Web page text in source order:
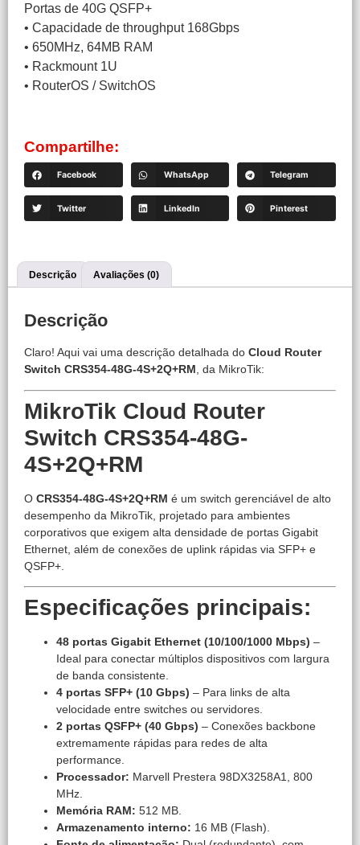
Portas de 40G QSFP+
• Capacidade de throughput 168Gbps
• 650MHz, 64MB RAM
• Rackmount 1U
• RouterOS / SwitchOS
Compartilhe:
Facebook WhatsApp Telegram
Twitter LinkedIn Pinterest
Descrição Avaliações (0)
Descrição
Claro! Aqui vai uma descrição detalhada do Cloud Router
Switch CRS354-48G-4S+2Q+RM , da MikroTik:
MikroTik Cloud Router
Switch CRS354-48G-
4S+2Q+RM
O CRS354-48G-4S+2Q+RM é um switch gerenciável de alto
desempenho da MikroTik, projetado para ambientes
corporativos que exigem alta densidade de portas Gigabit
Ethernet, além de conexões de uplink rápidas via SFP+ e
QSFP+.
Especificações principais:
48 portas Gigabit Ethernet (10/100/1000 Mbps) –
Ideal para conectar múltiplos dispositivos com largura
de banda consistente.
4 portas SFP+ (10 Gbps) – Para links de alta
velocidade entre switches ou servidores.
2 portas QSFP+ (40 Gbps) – Conexões backbone
extremamente rápidas para redes de alta
performance.
Processador: Marvell Prestera 98DX3258A1, 800
MHz.
Memória RAM: 512 MB.
Armazenamento interno: 16 MB (Flash).